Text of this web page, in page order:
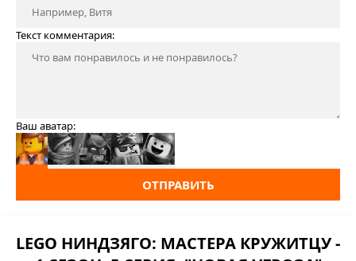
Текст комментария:
Ваш аватар:
ОТПРАВИТЬ
LEGO НИНДЗЯГО: МАСТЕРА КРУЖИТЦУ -